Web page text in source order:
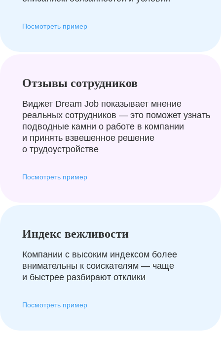
Посмотреть пример
Отзывы сотрудников
Виджет Dream Job показывает мнение
реальных сотрудников — это поможет узнать
подводные камни о работе в компании
и принять взвешенное решение
о трудоустройстве
Посмотреть пример
Индекс вежливости
Компании с высоким индексом более
внимательны к соискателям — чаще
и быстрее разбирают отклики
Посмотреть пример